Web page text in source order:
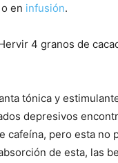
en infusión.
4 granos de
tónica y
depresivos
cafeína, pero esta
de esta, las